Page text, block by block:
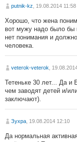
putnik-kz , 19.08.2014 11:58
Хорошо, что жена
вот мужу надо было
нет понимания и
человека.
veterok-veterok ,
Тетеньке 30 лет... Да и
чем заводят детей и/
заключают).
Зухра , 19.08.2014 12:10
Да нормальная